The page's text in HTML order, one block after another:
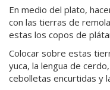
En medio del plato,
con las tierras de
estas los copos de
Colocar sobre estas
yuca, la lengua de
cebolletas encurtidas y